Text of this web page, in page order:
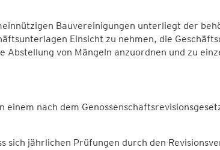
Bauvereinigungen unterliegt der
Einsicht zu nehmen, die
Abstellung von Mängeln anzuordnen und zu
nach dem
sich jährlichen Prüfungen durch den